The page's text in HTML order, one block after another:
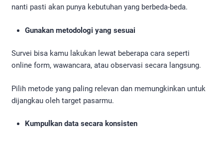
nanti pasti akan punya kebutuhan yang berbeda-beda.
Gunakan metodologi yang sesuai
Survei bisa kamu lakukan lewat beberapa cara seperti
online form, wawancara, atau observasi secara langsung.
Pilih metode yang paling relevan dan memungkinkan untuk
dijangkau oleh target pasarmu.
Kumpulkan data secara konsisten